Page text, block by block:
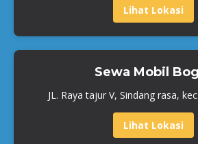
Lihat Lokasi
Sewa Mobil
JL. Raya tajur V, Sindang rasa,
Lihat Lokasi